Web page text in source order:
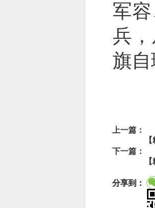
军
兵
旗
上一篇：
下一篇：
分享到：